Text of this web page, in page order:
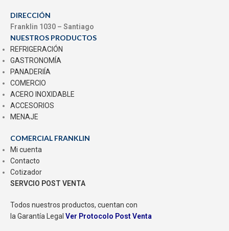
DIRECCIÓN
Franklin 1030 – Santiago
NUESTROS PRODUCTOS
REFRIGERACIÓN
GASTRONOMÍA
PANADERIÍA
COMERCIO
ACERO INOXIDABLE
ACCESORIOS
MENAJE
COMERCIAL FRANKLIN
Mi cuenta
Contacto
Cotizador
SERVCIO POST VENTA
Todos nuestros productos, cuentan con
la Garantía Legal Ver Protocolo Post Venta